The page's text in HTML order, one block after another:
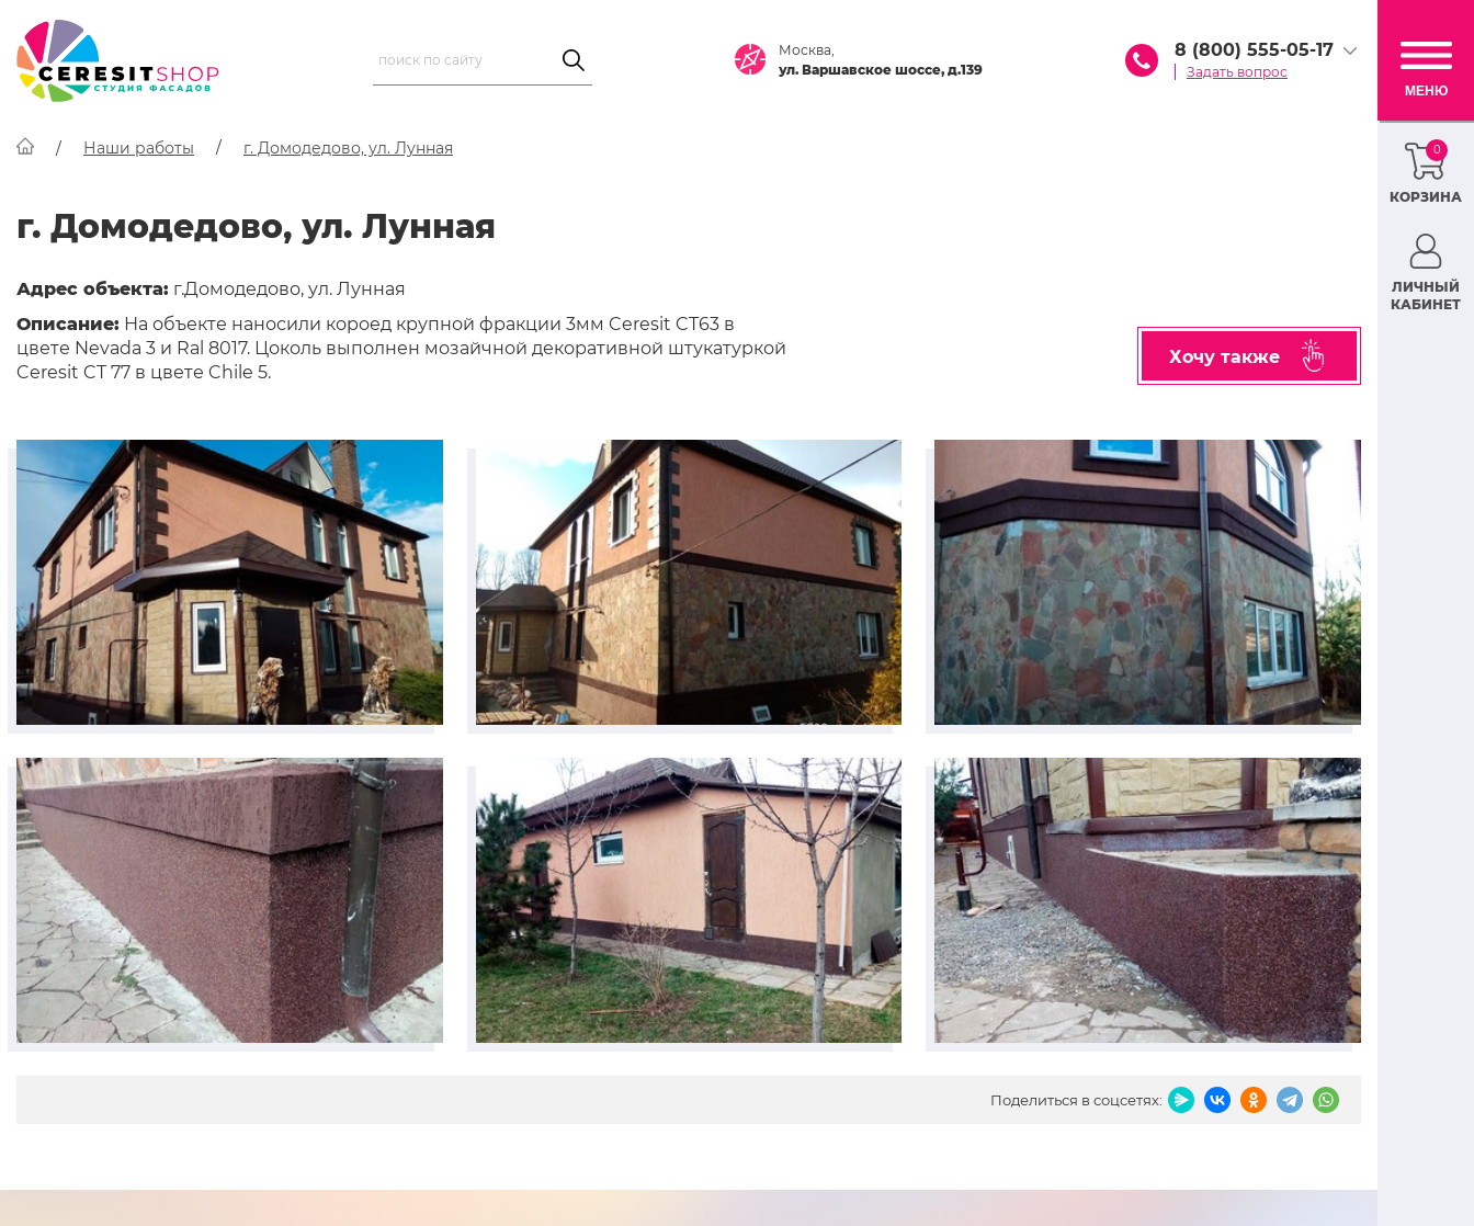
0
КОРЗИНА
ЛИЧНЫЙ
КАБИНЕТ
МЕНЮ
Москва,
ул. Варшавское шоссе, д.139
8 (800) 555-05-17
Задать вопрос
Наши работы г. Домодедово, ул. Лунная
г. Домодедово, ул. Лунная
Адрес объекта: г.Домодедово, ул. Лунная
Описание: На объекте наносили короед крупной фракции 3мм Ceresit CT63 в
цвете Nevada 3 и Ral 8017. Цоколь выполнен мозайчной декоративной штукатуркой
Ceresit CT 77 в цвете Chile 5.
Хочу также
Поделиться в соцсетях: